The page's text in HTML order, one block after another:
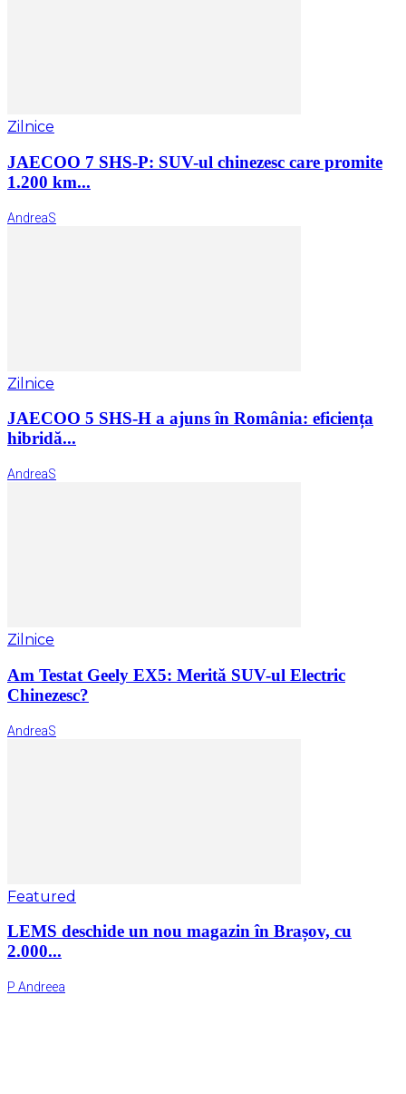
Zilnice
JAECOO 7 SHS-P: SUV-ul chinezesc care promite
1.200 km...
AndreaS
Zilnice
JAECOO 5 SHS-H a ajuns în România: eficiența
hibridă...
AndreaS
Zilnice
Am Testat Geely EX5: Merită SUV-ul Electric
Chinezesc?
AndreaS
Featured
LEMS deschide un nou magazin în Brașov, cu
2.000...
P Andreea